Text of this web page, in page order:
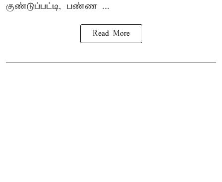
குண்டுப்பட்டி, பண்ண ...
Read More